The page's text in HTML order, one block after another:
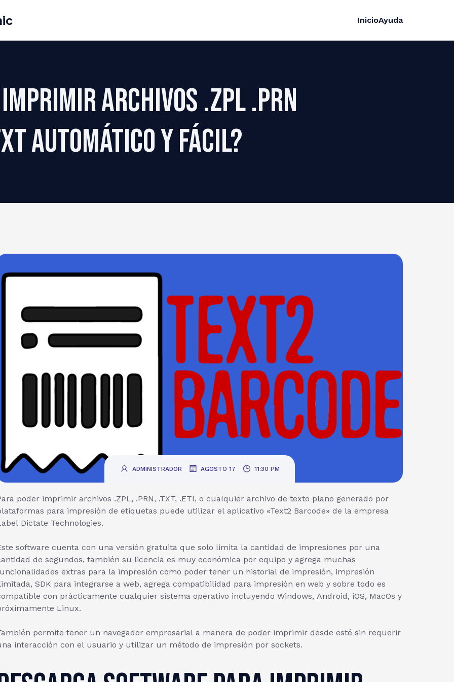
InicioAyuda
archivos .ZPL .PRN
automático y fácil?
ADMINISTRADOR AGOSTO 17 11:30 PM
poder imprimir archivos .ZPL, .PRN, .TXT, .ETI, o cualquier archivo de texto plano generado por
para impresión de etiquetas puede utilizar el aplicativo «Text2 Barcode» de la empresa
Dictate Technologies.
software cuenta con una versión gratuita que solo limita la cantidad de impresiones por una
de segundos, también su licencia es muy económica por equipo y agrega muchas
extras para la impresión como poder tener un historial de impresión, impresión
SDK para integrarse a web, agrega compatibilidad para impresión en web y sobre todo es
con prácticamente cualquier sistema operativo incluyendo Windows, Android, iOS, MacOs y
Linux.
permite tener un navegador empresarial a manera de poder imprimir desde esté sin requerir
interacción con el usuario y utilizar un método de impresión por sockets.